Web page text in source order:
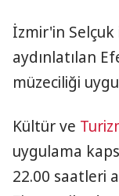
İzmir'in Selçuk
aydınlatılan
müzeciliği
Kültür ve
uygulama
22.00 saatleri